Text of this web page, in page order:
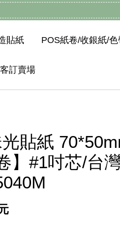
貼紙 POS紙卷/收銀紙/色
客訂賣場
貼紙
】#1吋芯/台